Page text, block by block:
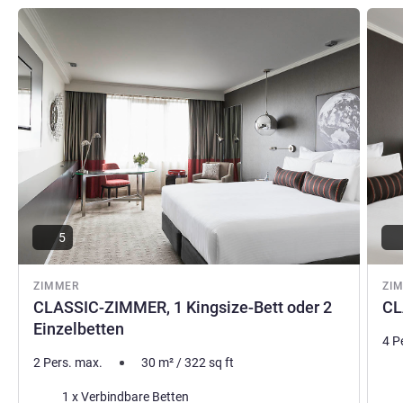
ZIMMER
CLASSIC-ZIMMER, 1 Kingsize-Bett oder 2
Einzelbetten
Details ansehen
5
2 Pers. max. 30 m²/322sq ft
Bettwäsche
1 x Verbindbare Betten
4